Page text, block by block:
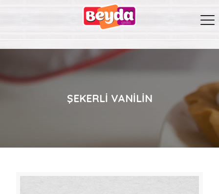
ŞEKERLI VANILIN